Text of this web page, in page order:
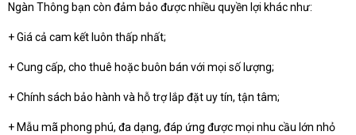
Ngàn Thông bạn còn đảm bảo được nhiều quyền lợi khác như:
+ Giá cả cam kết luôn thấp nhất;
+ Cung cấp, cho thuê hoặc buôn bán với mọi số lượng;
+ Chính sách bảo hành và hỗ trợ lắp đặt uy tín, tận tâm;
+ Mẫu mã phong phú, đa dạng, đáp ứng được mọi nhu cầu lớn nhỏ